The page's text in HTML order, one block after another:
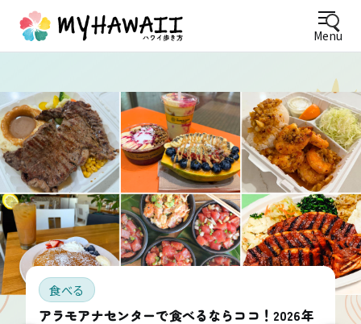
Menu
食べる
アラモアナセンターで食べるならココ！2026年